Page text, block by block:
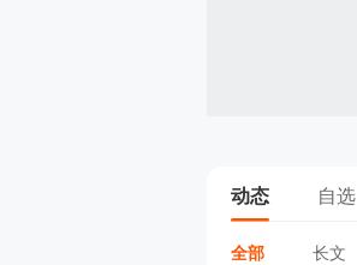
动态 自选
全部 长文